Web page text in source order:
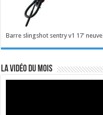
Barre slingshot sentry v1 17' neuve
La vidéo du mois